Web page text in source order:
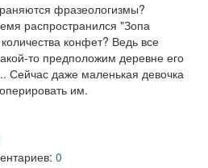
фразеологизмы?
распространился "Зопа
конфет? Ведь все
то предположим деревне его
Сейчас даже маленькая девочка
им.
0